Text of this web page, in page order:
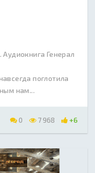
Генерал
поглотила
нам...
0 7 968 +6